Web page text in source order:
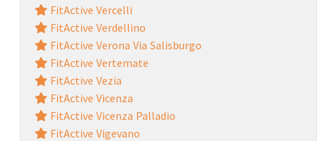
FitActive Vercelli
FitActive Verdellino
FitActive Verona Via Salisburgo
FitActive Vertemate
FitActive Vezia
FitActive Vicenza
FitActive Vicenza Palladio
FitActive Vigevano